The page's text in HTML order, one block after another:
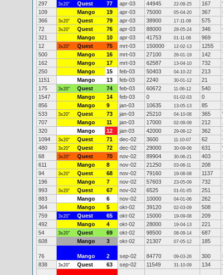
297
3x20" Quest 77 apr-03 44945 22-09-25 167
109
Mango 19 apr-03 75000 05-04-20 367
366
3x20" Quest 79 apr-03 38900 17-11-08
575
72
3x20" Quest 76 apr-03 88000 28-05-24 346
321
Mango 10 apr-03 41753 01-11-06 969
12
3x20" Quest 75 mrt-03 150000 12-02-13 1255
500
Mango 16 mrt-03 27100 26-01-19 142
162
Mango 17 mrt-03 62587 13-04-10 732
250
Mango 15 feb-03 50403 04-10-22 213
1151
Mango 13 feb-03 2240 30-01-12 21
175
3x20" Quest 74 feb-03 60672 11-06-12 540
1547
Mango 14 feb-03 0 01-02-03
0
856
Mango 9 jan-03 10635 13-05-13 85
533
3x20" Quest 73 jan-03 25210 04-10-08 365
707
Mango 11 jan-03 17000 02-09-09 212
320
Mango 12 jan-03 42000 29-08-12 362
1094
3x20" Quest 71 dec-02 3600 11-10-07 62
480
3x20" Quest 72 dec-02 29000 30-09-06 631
68
3x20" Quest 70 nov-02 89904 30-06-21 403
611
Mango 8 nov-02 21250 03-06-11 208
94
3x20" Quest 68 nov-02 79160 19-08-08 1137
196
Mango 7 nov-02 57603 23-05-09 732
993
3x20" Quest 67 nov-02 6525 01-01-05 251
883
Mango 6 nov-02 10000 04-01-06 262
364
Mango 5 okt-02 39120 02-03-09 508
759
3x20" Quest 65 okt-02 15000 19-09-08
209
492
Mango 4 okt-02 28000 19-04-13 221
54
3x20" Quest 69 okt-02 98500 08-09-14 687
608
Mango 3 okt-02 21307 07-05-12 185
76 Mango 2 sep-02 84770 09-03-26 300
838
3x20" Quest 63 sep-02 11549 31-10-09 134